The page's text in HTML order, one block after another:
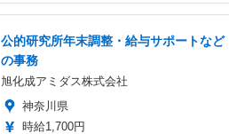
公的研究所年末調整・給与サポートなど
の事務
旭化成アミダス株式会社
神奈川県
時給1,700円